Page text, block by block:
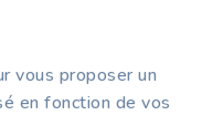
vous proposer un
en fonction de vos
fiscalpeuvent
de la